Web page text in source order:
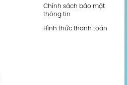
Chính sách bảo mật
thông tin
Hình thức thanh toán